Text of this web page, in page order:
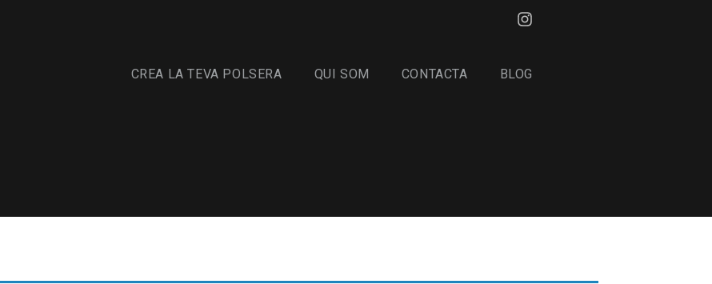
CREA LA TEVA POLSERA QUI SOM CONTACTA BLOG